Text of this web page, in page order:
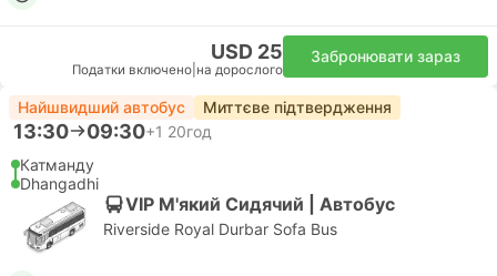
USD 25
Податки включено на дорослого
Забронювати зараз
Найшвидший автобус Миттєве підтвердження
13:30 09:30+1 20год
Катманду
Dhangadhi
VIP М'який Сидячий | Автобус
Riverside Royal Durbar Sofa Bus